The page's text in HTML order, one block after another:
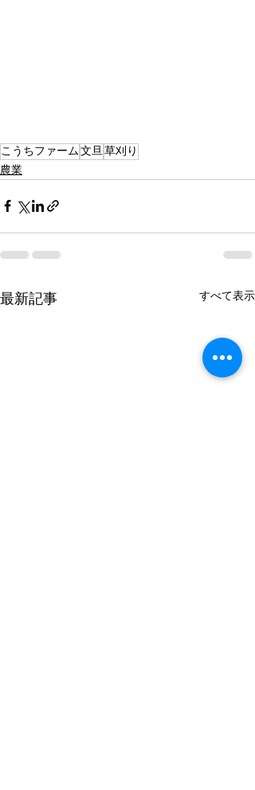
こうちファーム文旦草刈り
農業
最新記事 すべて表示